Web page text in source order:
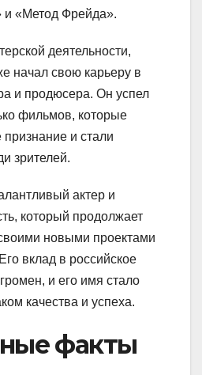
и «Метод Фрейда».
деятельности,
начал свою карьеру в
и продюсера. Он успел
фильмов, которые
и стали
зрителей.
актер и
который продолжает
новыми проектами
вклад в российское
и его имя стало
качества и успеха.
факты